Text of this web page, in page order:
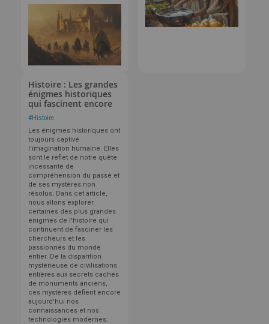
Histoire : Les grandes
énigmes historiques
qui fascinent encore
#Histoire
Les énigmes historiques ont
toujours captivé
l'imagination humaine. Elles
sont le reflet de notre quête
incessante de
compréhension du passé et
de ses mystères non
résolus. Dans cet article,
nous allons explorer
certaines des plus grandes
énigmes de l'histoire qui
continuent de fasciner les
chercheurs et les
passionnés du monde
entier. De la disparition
mystérieuse de civilisations
entières aux secrets cachés
de monuments anciens,
ces mystères défient encore
aujourd'hui nos
connaissances et nos
technologies modernes.